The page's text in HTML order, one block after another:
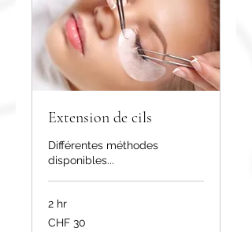
Extension de cils
Différentes méthodes
disponibles...
2 hr
30
Swiss
CHF 30